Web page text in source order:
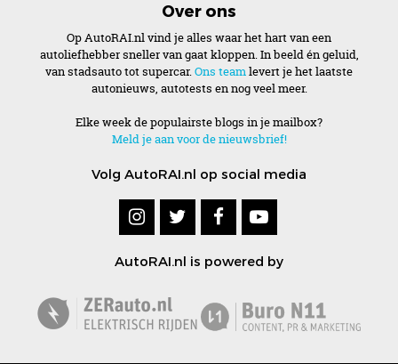
Over ons
Op AutoRAI.nl vind je alles waar het hart van een
autoliefhebber sneller van gaat kloppen. In beeld én geluid,
van stadsauto tot supercar.Ons teamlevert je het laatste
autonieuws, autotests en nog veel meer.
Elke week de populairste blogs in je mailbox?
Meld je aan voor de nieuwsbrief!
Volg AutoRAI.nl op social media
AutoRAI.nl is powered by